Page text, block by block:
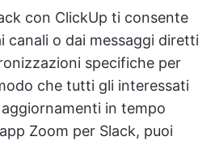
con ClickUp ti consente
canali o dai messaggi diretti
specifiche per
che tutti gli interessati
in tempo
Zoom per Slack, puoi